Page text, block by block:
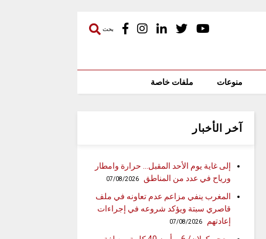
بحث
منوعات ملفات خاصة
آخر الأخبار
إلى غاية يوم الأحد المقبل… حرارة وامطار
ورياح في عدد من المناطق
07/08/2026
المغرب ينفي مزاعم عدم تعاونه في ملف
قاصري سبتة ويؤكد شروعه في إجراءات
إعادتهم
07/08/2026